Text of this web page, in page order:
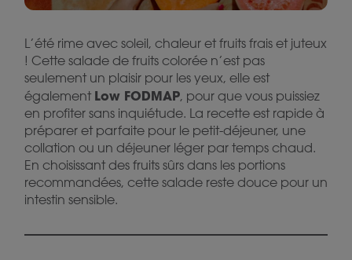
L’été rime avec soleil, chaleur et fruits frais et juteux
! Cette salade de fruits colorée n’est pas
seulement un plaisir pour les yeux, elle est
également Low FODMAP, pour que vous puissiez
en profiter sans inquiétude. La recette est rapide à
préparer et parfaite pour le petit-déjeuner, une
collation ou un déjeuner léger par temps chaud.
En choisissant des fruits sûrs dans les portions
recommandées, cette salade reste douce pour un
intestin sensible.